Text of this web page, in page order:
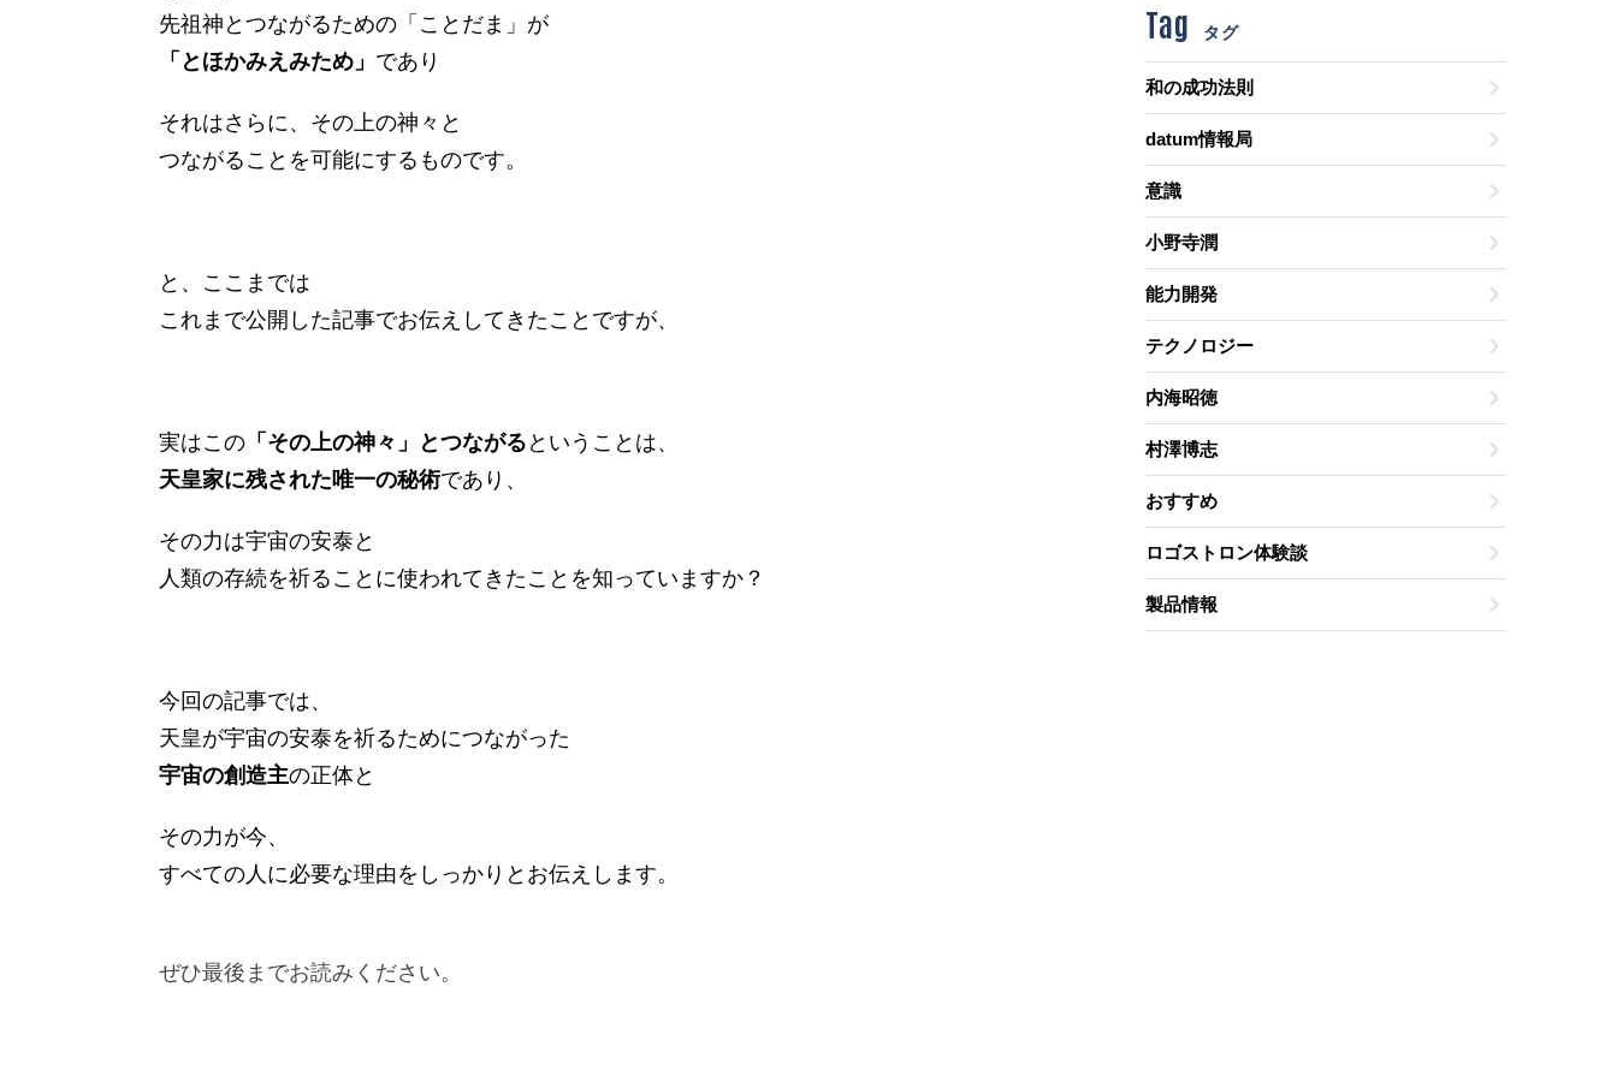
先祖神とつながるための「ことだま」が
「とほかみえみため」 であり
それはさらに、その上の神々と
つながることを可能にするものです。
と、ここまでは
これまで公開した記事でお伝えしてきたことですが、
実はこの 「その上の神々」とつながる ということは、
天皇家に残された唯一の秘術であり、
その力は宇宙の安泰と
人類の存続を祈ることに使われてきたことを知っていますか？
今回の記事では、
天皇が宇宙の安泰を祈るためにつながった
宇宙の創造主の正体と
その力が今、
すべての人に必要な理由をしっかりとお伝えします。
ぜひ最後までお読みください。
Tag タグ
和の成功法則
datum情報局
意識
小野寺潤
能力開発
テクノロジー
内海昭徳
村澤博志
おすすめ
ロゴストロン体験談
製品情報